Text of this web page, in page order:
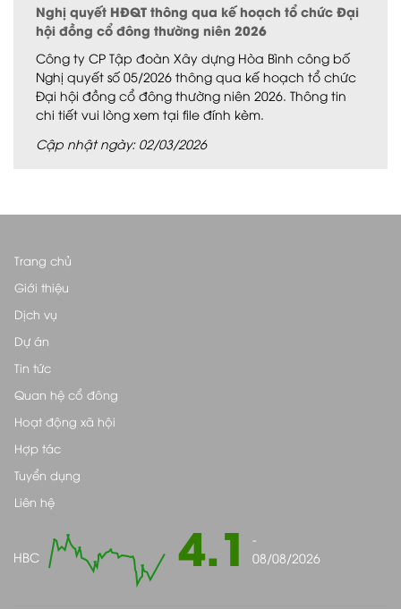
Nghị quyết HĐQT thông qua kế hoạch tổ chức Đại
hội đồng cổ đông thường niên 2026
Công ty CP Tập đoàn Xây dựng Hòa Bình công bố
Nghị quyết số 05/2026 thông qua kế hoạch tổ chức
Đại hội đồng cổ đông thường niên 2026. Thông tin
chi tiết vui lòng xem tại file đính kèm.
Cập nhật ngày: 02/03/2026
Trang chủ
Giới thiệu
Dịch vụ
Dự án
Tin tức
Quan hệ cổ đông
Hoạt động xã hội
Hợp tác
Tuyển dụng
Liên hệ
HBC 4.1
-
08/08/2026